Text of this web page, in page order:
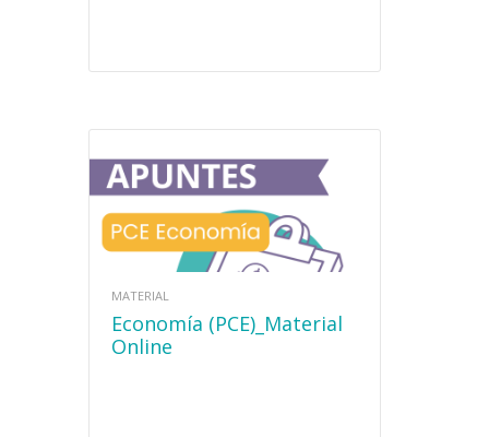
MATERIAL
Economía (PCE)_Material
Online